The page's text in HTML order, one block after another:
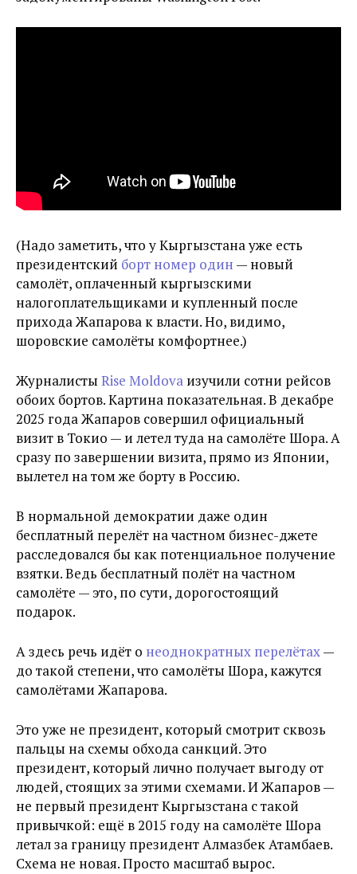
(Надо заметить, что у Кыргызстана уже есть
президентский борт номер один — новый
самолёт, оплаченный кыргызскими
налогоплательщиками и купленный после
прихода Жапарова к власти. Но, видимо,
шоровские самолёты комфортнее.)
Журналисты Rise Moldova изучили сотни рейсов
обоих бортов. Картина показательная. В декабре
2025 года Жапаров совершил официальный
визит в Токио — и летел туда на самолёте Шора. А
сразу по завершении визита, прямо из Японии,
вылетел на том же борту в Россию.
В нормальной демократии даже один
бесплатный перелёт на частном бизнес-джете
расследовался бы как потенциальное получение
взятки. Ведь бесплатный полёт на частном
самолёте — это, по сути, дорогостоящий
подарок.
А здесь речь идёт о неоднократных перелётах—
до такой степени, что самолёты Шора, кажутся
самолётами Жапарова.
Это уже не президент, который смотрит сквозь
пальцы на схемы обхода санкций. Это
президент, который лично получает выгоду от
людей, стоящих за этими схемами. И Жапаров —
не первый президент Кыргызстана с такой
привычкой: ещё в 2015 году на самолёте Шора
летал за границу президент Алмазбек Атамбаев.
Схема не новая. Просто масштаб вырос.